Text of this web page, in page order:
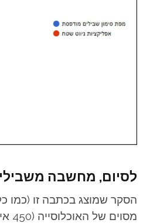
לסיום, מחשבה
הסקר שמוצג בכתבה זו (כמו